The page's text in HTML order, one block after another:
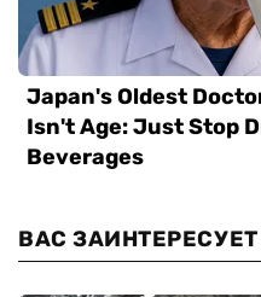
ВАС ЗАИНТЕРЕСУЕТ